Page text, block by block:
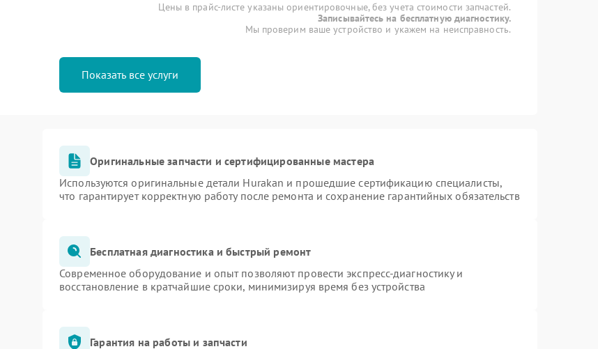
Цены в прайс-листе указаны ориентировочные, без учета стоимости запчастей.
Записывайтесь на бесплатную диагностику.
Мы проверим ваше устройство и укажем на неисправность.
Показать все услуги
Оригинальные запчасти и сертифицированные мастера
Используются оригинальные детали Hurakan и прошедшие сертификацию специалисты,
что гарантирует корректную работу после ремонта и сохранение гарантийных обязательств
Бесплатная диагностика и быстрый ремонт
Современное оборудование и опыт позволяют провести экспресс-диагностику и
восстановление в кратчайшие сроки, минимизируя время без устройства
Гарантия на работы и запчасти